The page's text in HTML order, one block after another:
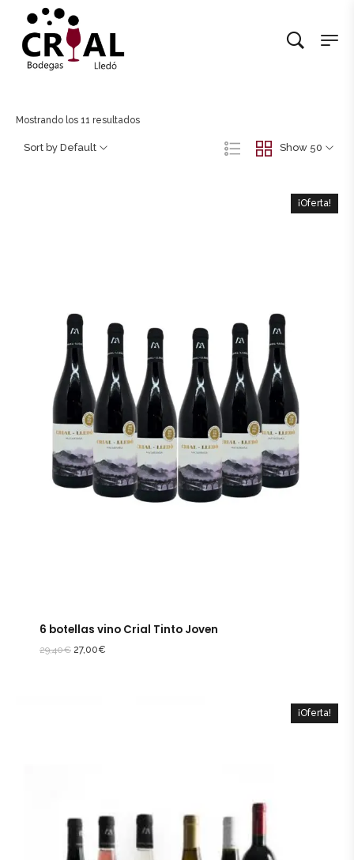
Mostrando los 11 resultados
Show 50
Sort by Default
¡Oferta!
6 botellas vino Crial Tinto Joven
29,40€ 27,00€
¡Oferta!